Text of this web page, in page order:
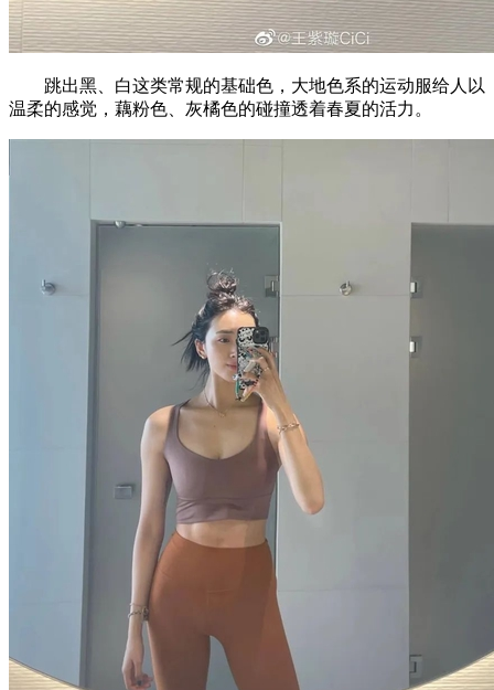
跳出黑、白这类常规的基础色，大地色系的运动服给人以
温柔的感觉，藕粉色、灰橘色的碰撞透着春夏的活力。